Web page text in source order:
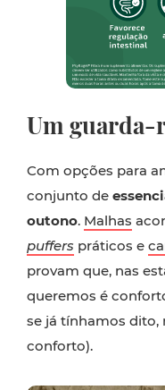
Um guarda-
Com opções para
conjunto de
outono. Malhas
puffers práticos e
provam que, nas
queremos é
se já tínhamos
conforto).